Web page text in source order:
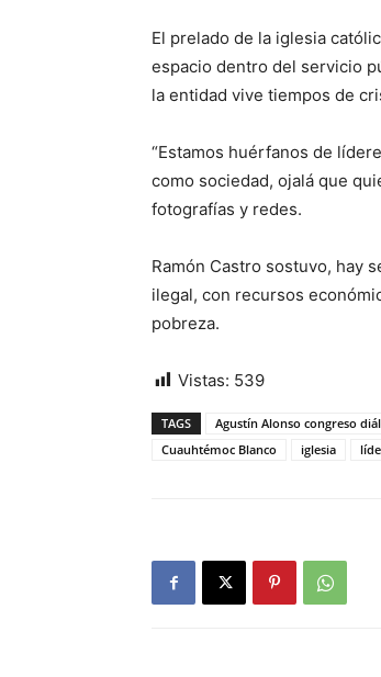
El prelado de la iglesia
espacio dentro del servicio
la entidad vive tiempos de
“Estamos huérfanos de
como sociedad, ojalá que
fotografías y redes.
Ramón Castro sostuvo, hay
ilegal, con recursos
pobreza.
Vistas: 539
TAGS Agustín Alonso congreso
Cuauhtémoc Blanco
iglesia